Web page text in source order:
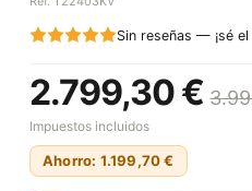
Sin reseñas — ¡sé
2.799,30 €
Impuestos incluidos
Ahorro: 1.199,70 €